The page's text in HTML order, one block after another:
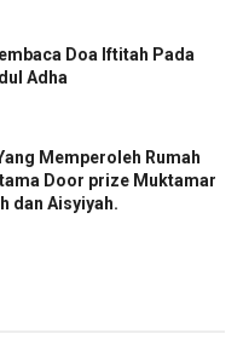
Doa Iftitah Pada
Adha
Memperoleh Rumah
Door prize Muktamar
dan Aisyiyah.